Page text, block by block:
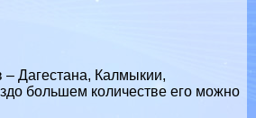
–Дагестана, Калмыкии,
большем количестве его можно